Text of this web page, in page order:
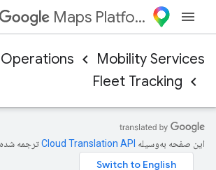
Maps Platform
Mobility Services
Fleet Tracking
این صفحه به‌وسیله ترجمه